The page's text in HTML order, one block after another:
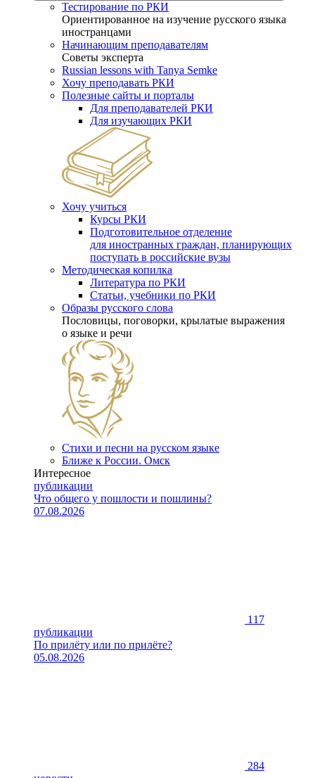
Тестирование по РКИ
Ориентированное на изучение русского языка
иностранцами
Начинающим преподавателям
Советы эксперта
Russian lessons with Tanya Semke
Хочу преподавать РКИ
Полезные сайты и порталы
Для преподавателей РКИ
Для изучающих РКИ
Хочу учиться
Курсы РКИ
Подготовительное отделение
для иностранных граждан, планирующих
поступать в российские вузы
Методическая копилка
Литература по РКИ
Статьи, учебники по РКИ
Образы русского слова
Пословицы, поговорки, крылатые выражения
о языке и речи
Стихи и песни на русском языке
Ближе к России. Омск
Интересное
публикации
Что общего у пошлости и пошлины?
07.08.2026
117
публикации
По прилёту или по прилёте?
05.08.2026
284